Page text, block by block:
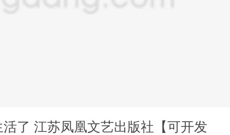
了 江苏凤凰文艺出版社【可开发